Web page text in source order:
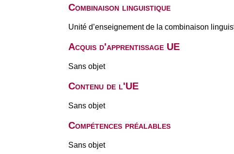
Combinaison linguistique
Unité d’enseignement de la combinaison
Acquis d'apprentissage UE
Sans objet
Contenu de l'UE
Sans objet
Compétences préalables
Sans objet